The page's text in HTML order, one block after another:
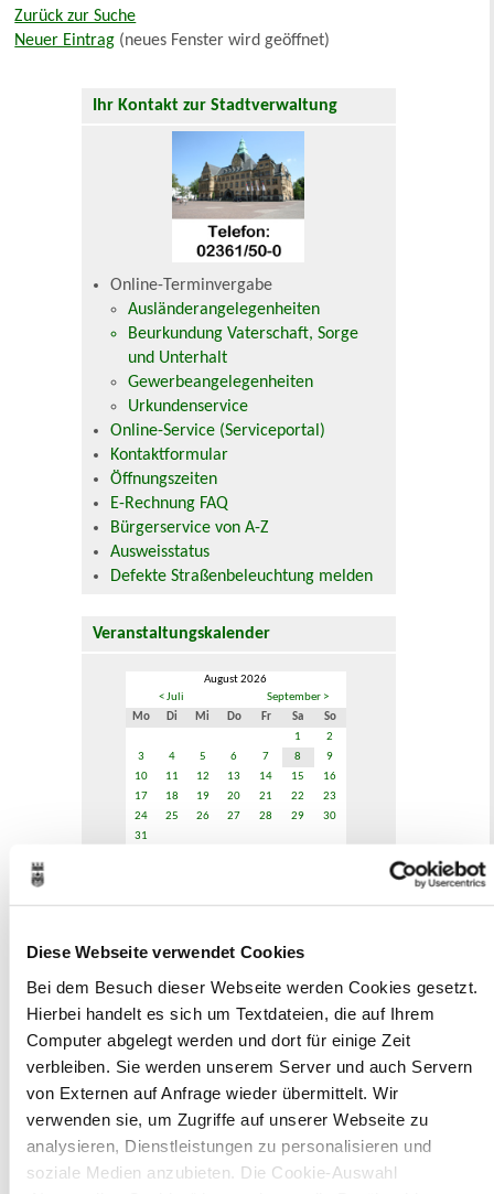
Diese Webseite verwendet Cookies
Bei dem Besuch dieser Webseite werden Cookies gesetzt.
Hierbei handelt es sich um Textdateien, die auf Ihrem
Computer abgelegt werden und dort für einige Zeit
verbleiben. Sie werden unserem Server und auch Servern
von Externen auf Anfrage wieder übermittelt. Wir
verwenden sie, um Zugriffe auf unserer Webseite zu
analysieren, Dienstleistungen zu personalisieren und
soziale Medien anzubieten. Die Cookie-Auswahl
Zurück zur Suche
Neuer Eintrag (neues Fenster wird geöffnet)
Ihr Kontakt zur Stadtverwaltung
Online-Terminvergabe
Ausländerangelegenheiten
Beurkundung Vaterschaft, Sorge
und Unterhalt
Gewerbeangelegenheiten
Urkundenservice
Online-Service (Serviceportal)
Kontaktformular
Öffnungszeiten
E-Rechnung FAQ
Bürgerservice von A-Z
Ausweisstatus
Defekte Straßenbeleuchtung melden
Veranstaltungskalender
August 2026
< Juli
September >
Mo
Di Mi Do Fr Sa
So
1
2
3
4 5 6 7 8
9
10
11 12 13 14 15
16
17
18 19 20 21 22
23
24
25 26 27 28 29
30
31
Museen
In Recklinghausen gibt es verschiedene
Museen zu entdecken, darunter das